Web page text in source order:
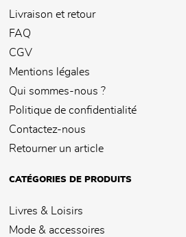
Livraison et retour
FAQ
CGV
Mentions légales
Qui sommes-nous ?
Politique de confidentialité
Contactez-nous
Retourner un article
CATÉGORIES DE PRODUITS
Livres & Loisirs
Mode & accessoires